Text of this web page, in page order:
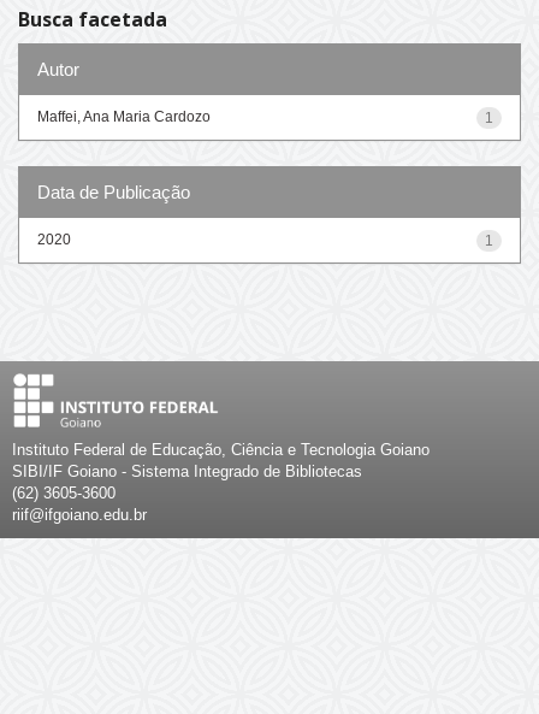
Busca facetada
Autor
1
Maffei, Ana Maria Cardozo
Data de Publicação
1
2020
Instituto Federal de Educação, Ciência e Tecnologia Goiano
SIBI/IF Goiano - Sistema Integrado de Bibliotecas
(62) 3605-3600
riif@ifgoiano.edu.br